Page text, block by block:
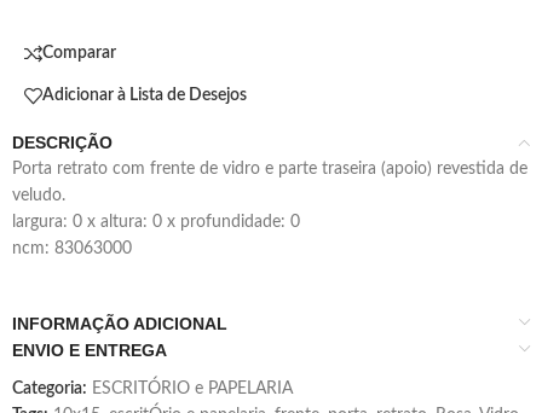
Comparar
Adicionar à Lista de Desejos
DESCRIÇÃO
porta retrato com frente de vidro e parte traseira (apoio) revestida de
veludo.
largura: 0 x altura: 0 x profundidade: 0
ncm: 83063000
INFORMAÇÃO ADICIONAL
ENVIO E ENTREGA
Categoria: ESCRITÓRIO e PAPELARIA